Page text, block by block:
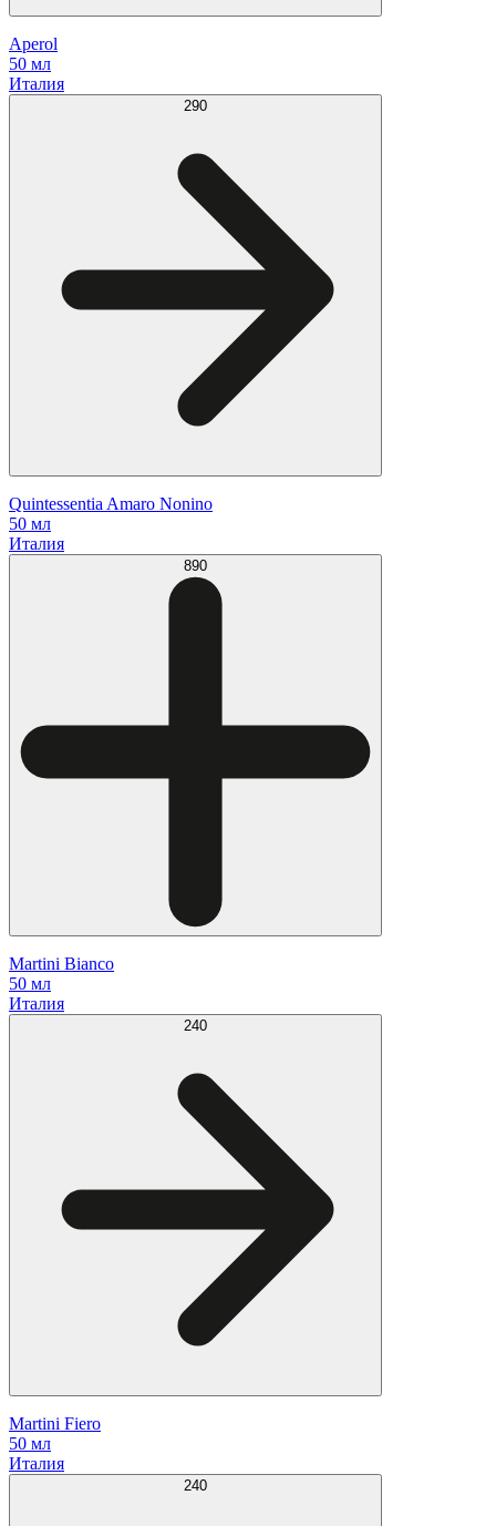
Aperol
50 мл
Италия
290
Quintessentia Amaro Nonino
50 мл
Италия
890
Martini Bianco
50 мл
Италия
240
Martini Fiero
50 мл
Италия
240